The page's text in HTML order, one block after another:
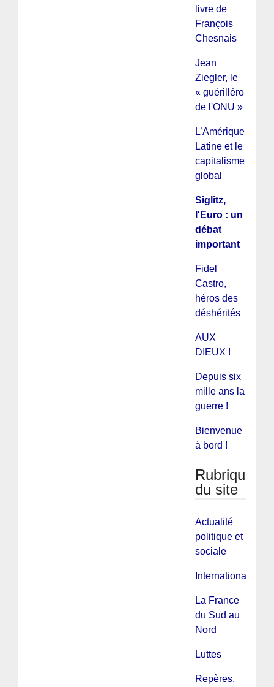
livre de
François
Chesnais
Jean
Ziegler, le
« guérilléro
de l'ONU »
L’Amérique
Latine et le
capitalisme
global
Siglitz,
l'Euro : un
débat
important
Fidel
Castro,
héros des
déshérités
AUX
DIEUX !
Depuis six
mille ans la
guerre !
Bienvenue
à bord !
Rubriques
du site
Actualité
politique et
sociale
International
La France
du Sud au
Nord
Luttes
Repères,